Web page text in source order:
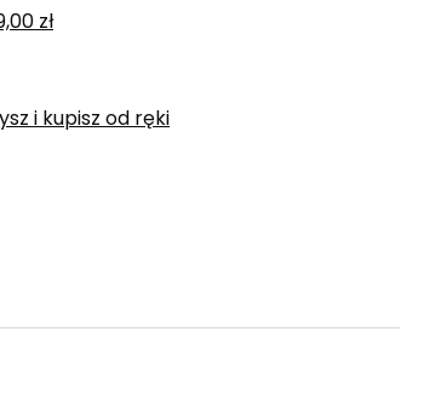
zł
i kupisz od ręki